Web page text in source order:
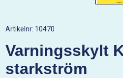
Artikelnr: 10470
Varningsskylt
starkström